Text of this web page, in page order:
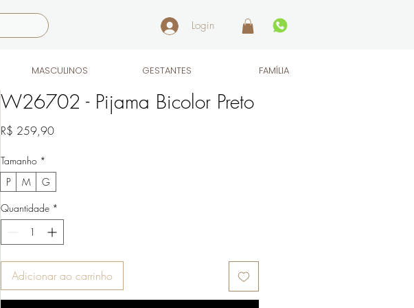
Login
MASCULINOS GESTANTES FAMÍLIA
W26702 - Pijama Bicolor Preto
R$ 259,90Preço
Tamanho *
P
M
G
Quantidade *
Adicionar ao carrinho